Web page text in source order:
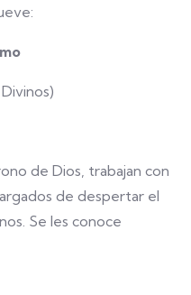
de Dios, trabajan con
de despertar el
Se les conoce